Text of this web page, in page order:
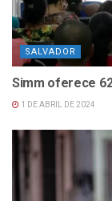
SALVADOR
Simm oferece
1 DE ABRIL DE 2024